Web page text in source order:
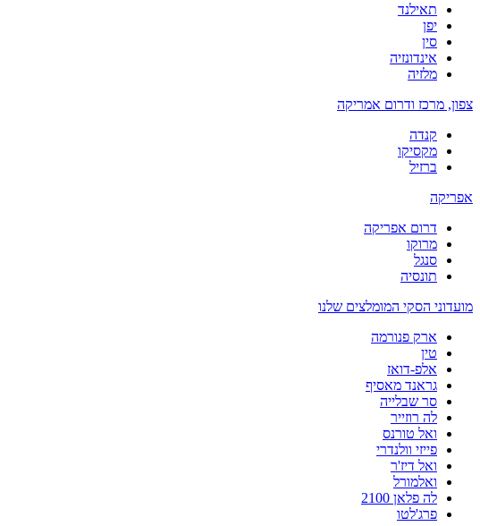
תאילנד
יפן
סין
אינדונזיה
מלזיה
צפון, מרכז ודרום אמריקה
קנדה
מקסיקו
ברזיל
אפריקה
דרום אפריקה
מרוקו
סנגל
תונסיה
מועדוני הסקי המומלצים שלנו
ארק פנורמה
טין
אלפ-דואז
גראנד מאסיף
סר שבלייה
לה רוזייר
ואל טורנס
פייזי וולנדרי
ואל דיז'ר
ואלמורל
לה פלאן 2100
פרג'לטו